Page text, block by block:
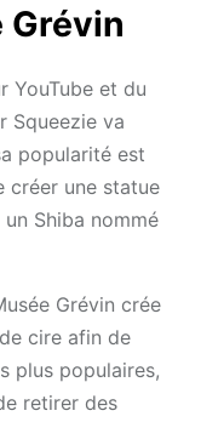
Grévin
YouTube et du
Squeezie va
popularité est
créer une statue
Shiba nommé
Grévin crée
cire afin de
plus populaires,
retirer des